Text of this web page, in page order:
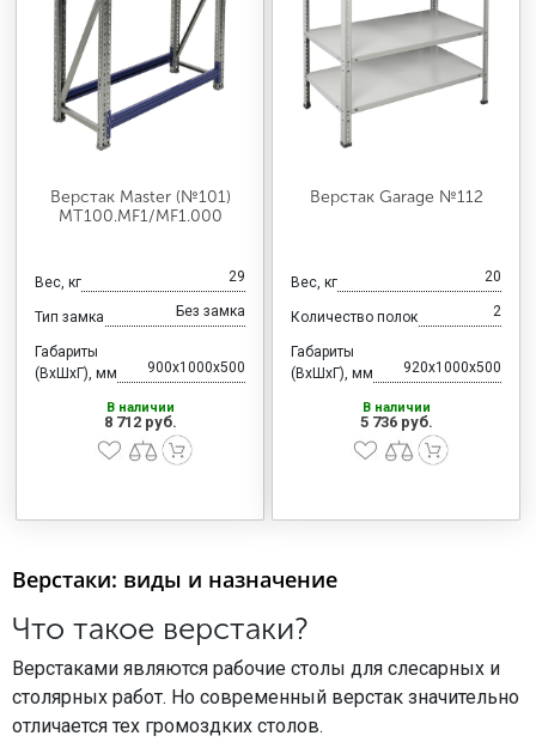
Верстак Master (№101)
MT100.MF1/MF1.000
Вес, кг 29
Тип замка Без замка
Габариты
(ВхШхГ), мм
900x1000x500
В наличии
8 712 руб.
Верстак Garage №112
Вес, кг 20
Количество полок 2
Габариты
(ВхШхГ), мм
920x1000x500
В наличии
5 736 руб.
Верстаки: виды и назначение
Что такое верстаки?
Верстаками являются рабочие столы для слесарных и
столярных работ. Но современный верстак значительно
отличается тех громоздких столов.